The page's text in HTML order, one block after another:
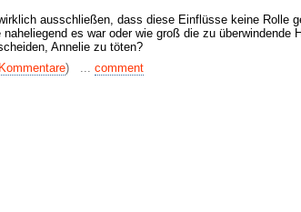
ausschließen, dass diese Einflüsse keine Rolle
naheliegend es war oder wie groß die zu überwindende
Annelie zu töten?
) ... comment